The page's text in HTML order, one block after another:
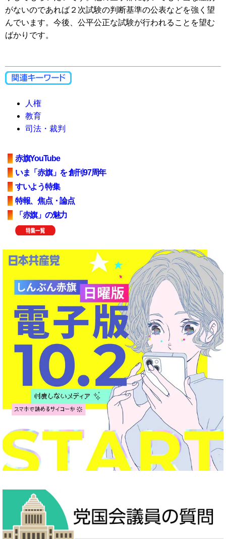
がないのであれば２次試験の判断基準の公表などを強く望
んでいます。今後、公平公正な試験が行われることを望む
ばかりです。
人権
教育
司法・裁判
赤旗YouTube
いま「赤旗」を 創刊97周年
すいよう特集
特報、焦点・論点
「赤旗」の魅力